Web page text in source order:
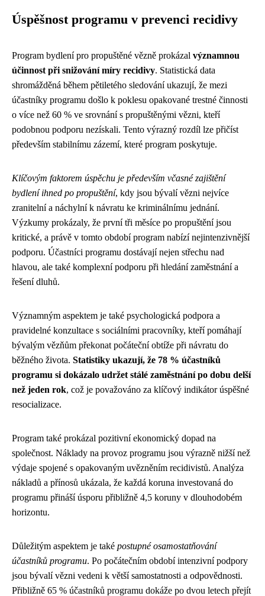
Úspěšnost programu v prevenci recidivy
Program bydlení pro propuštěné vězně prokázal významnou
účinnost při snižování míry recidivy. Statistická data
shromážděná během pětiletého sledování ukazují, že mezi
účastníky programu došlo k poklesu opakované trestné činnosti
o více než 60 % ve srovnání s propuštěnými vězni, kteří
podobnou podporu nezískali. Tento výrazný rozdíl lze přičíst
především stabilnímu zázemí, které program poskytuje.
Klíčovým faktorem úspěchu je především včasné zajištění
bydlení ihned po propuštění, kdy jsou bývalí vězni nejvíce
zranitelní a náchylní k návratu ke kriminálnímu jednání.
Výzkumy prokázaly, že první tři měsíce po propuštění jsou
kritické, a právě v tomto období program nabízí nejintenzivnější
podporu. Účastníci programu dostávají nejen střechu nad
hlavou, ale také komplexní podporu při hledání zaměstnání a
řešení dluhů.
Významným aspektem je také psychologická podpora a
pravidelné konzultace s sociálními pracovníky, kteří pomáhají
bývalým vězňům překonat počáteční obtíže při návratu do
běžného života. Statistiky ukazují, že 78 % účastníků
programu si dokázalo udržet stálé zaměstnání po dobu delší
než jeden rok, což je považováno za klíčový indikátor úspěšné
resocializace.
Program také prokázal pozitivní ekonomický dopad na
společnost. Náklady na provoz programu jsou výrazně nižší než
výdaje spojené s opakovaným uvězněním recidivistů. Analýza
nákladů a přínosů ukázala, že každá koruna investovaná do
programu přináší úsporu přibližně 4,5 koruny v dlouhodobém
horizontu.
Důležitým aspektem je také postupné osamostatňování
účastníků programu. Po počátečním období intenzivní podpory
jsou bývalí vězni vedeni k větší samostatnosti a odpovědnosti.
Přibližně 65 % účastníků programu dokáže po dvou letech přejít